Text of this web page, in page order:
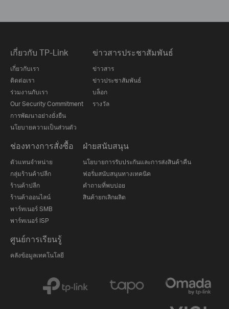
เกี่ยวกับ TP-Link
เกี่ยวกับเรา
ติดต่อเรา
ร่วมงานกับเรา
Our Security Commitment
การพัฒนาอย่างยั่งยืน
นโยบายความเป็นส่วนตัว
ข่าวสารประชาสัมพันธ์
ข่าวสาร
ข่าวประชาสัมพันธ์
บล็อก
รางวัล
ช่องทางการสั่งซื้อ
ตัวแทนจำหน่าย
กลุ่มร้านค้าปลีก
ร้านค้าปลีก
ร้านค้าออนไลน์
พาร์ทเนอร์ SMB
พาร์ทเนอร์ ISP
ฝ่ายสนับสนุน
นโยบายการรับประกันและการส่งสินค้าคืน
ฟอรั่มสนับสนุนทางเทคนิค
คำถามที่พบบ่อย
สินค้ายกเลิกผลิต
ศูนย์การเรียนรู้
คลังข้อมูลเทคโนโลยี